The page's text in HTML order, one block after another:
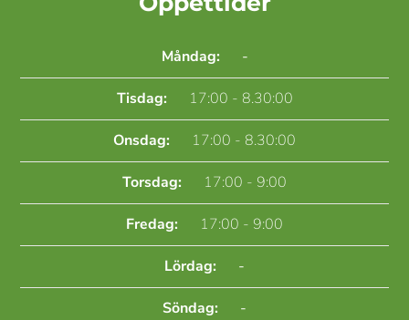
Måndag: -
Tisdag: 17:00 - 8.30:00
Onsdag: 17:00 - 8.30:00
Torsdag: 17:00 - 9:00
Fredag: 17:00 - 9:00
Lördag: -
Söndag: -